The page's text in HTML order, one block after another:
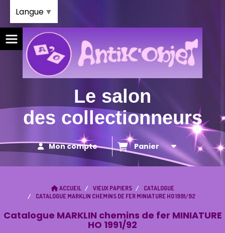
Le salon
des collectionneurs
Mon compte Panier
ACCUEIL VIEUX PAPIERS
CATALOGUE
CATALOGUE MARKLIN CHEMINS DE FER MINIATURE HO 1991/92
Catalogue MARKLIN chemins de fer MINIATURE
HO 1991/92
Langue ▼